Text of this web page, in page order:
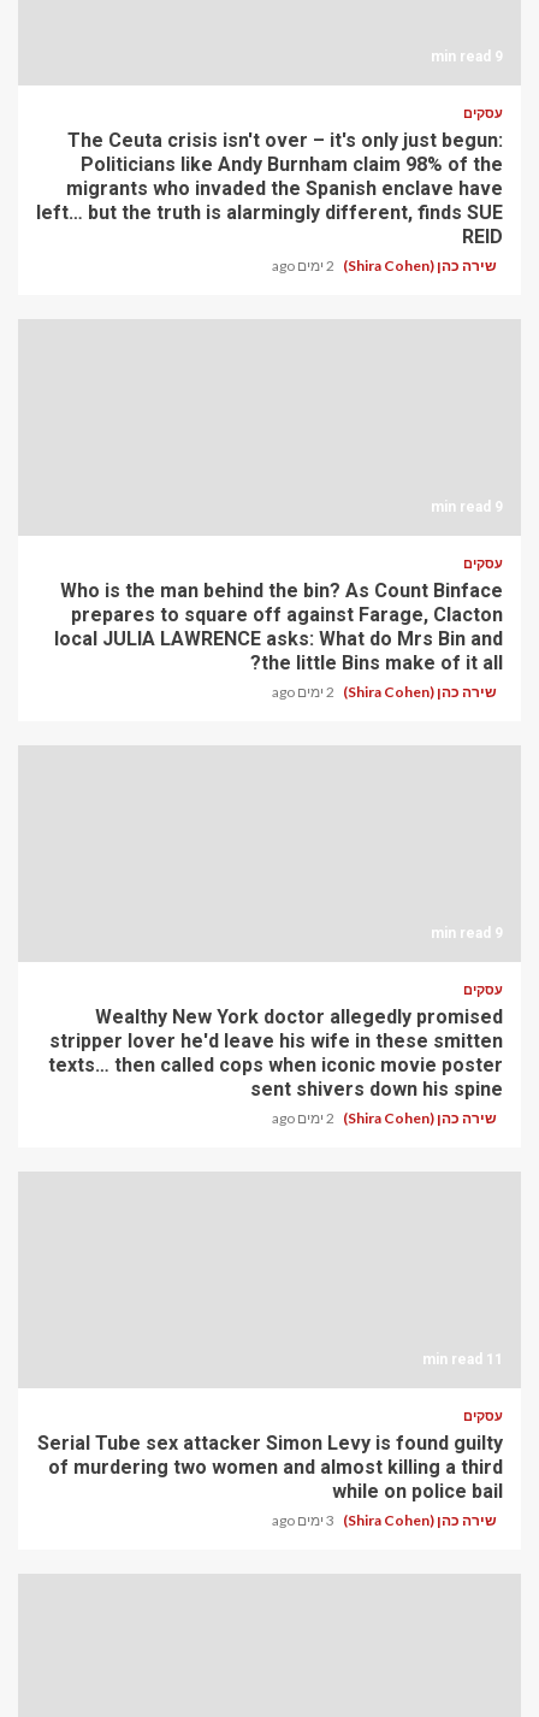
9 min read
עסקים
The Ceuta crisis isn't over – it's only just begun:
Politicians like Andy Burnham claim 98% of the
migrants who invaded the Spanish enclave have
left… but the truth is alarmingly different, finds SUE
REID
שירה כהן (Shira Cohen) 2 ימים ago
9 min read
עסקים
Who is the man behind the bin? As Count Binface
prepares to square off against Farage, Clacton
local JULIA LAWRENCE asks: What do Mrs Bin and
the little Bins make of it all?
שירה כהן (Shira Cohen) 2 ימים ago
9 min read
עסקים
Wealthy New York doctor allegedly promised
stripper lover he'd leave his wife in these smitten
texts… then called cops when iconic movie poster
sent shivers down his spine
שירה כהן (Shira Cohen) 2 ימים ago
11 min read
עסקים
Serial Tube sex attacker Simon Levy is found guilty
of murdering two women and almost killing a third
while on police bail
שירה כהן (Shira Cohen) 3 ימים ago